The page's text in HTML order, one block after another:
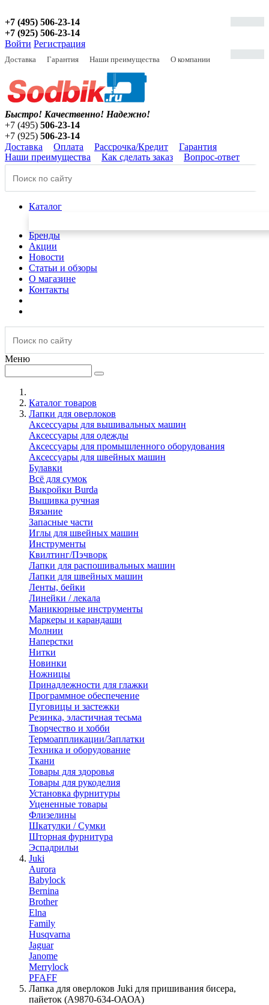
+7 (495) 506-23-14
+7 (925) 506-23-14
Войти Регистрация
Доставка Гарантия Наши преимущества О компании
Быстро! Качественно! Надежно!
+7 (495) 506-23-14
+7 (925) 506-23-14
Доставка
Оплата Рассрочка/Кредит
Гарантия
Наши преимущества
Как сделать заказ Вопрос-ответ
Каталог
Бренды
Акции
Новости
Статьи и обзоры
О магазине
Контакты
Меню
Каталог товаров
Лапки для оверлоков
Аксессуары для вышивальных машин
Аксессуары для одежды
Аксессуары для промышленного оборудования
Аксессуары для швейных машин
Булавки
Всё для сумок
Выкройки Burda
Вышивка ручная
Вязание
Запасные части
Иглы для швейных машин
Инструменты
Квилтинг/Пэчворк
Лапки для распошивальных машин
Лапки для швейных машин
Ленты, бейки
Линейки / лекала
Маникюрные инструменты
Маркеры и карандаши
Молнии
Наперстки
Нитки
Новинки
Ножницы
Принадлежности для глажки
Программное обеспечение
Пуговицы и застежки
Резинка, эластичная тесьма
Творчество и хобби
Термоаппликации/Заплатки
Техника и оборудование
Ткани
Товары для здоровья
Товары для рукоделия
Установка фурнитуры
Уцененные товары
Флизелины
Шкатулки / Сумки
Шторная фурнитура
Эспадрильи
Juki
Aurora
Babylock
Bernina
Brother
Elna
Family
Husqvarna
Jaguar
Janome
Merrylock
PFAFF
Лапка для оверлоков Juki для пришивания бисера,
пайеток (А9870-634-ОАОА)